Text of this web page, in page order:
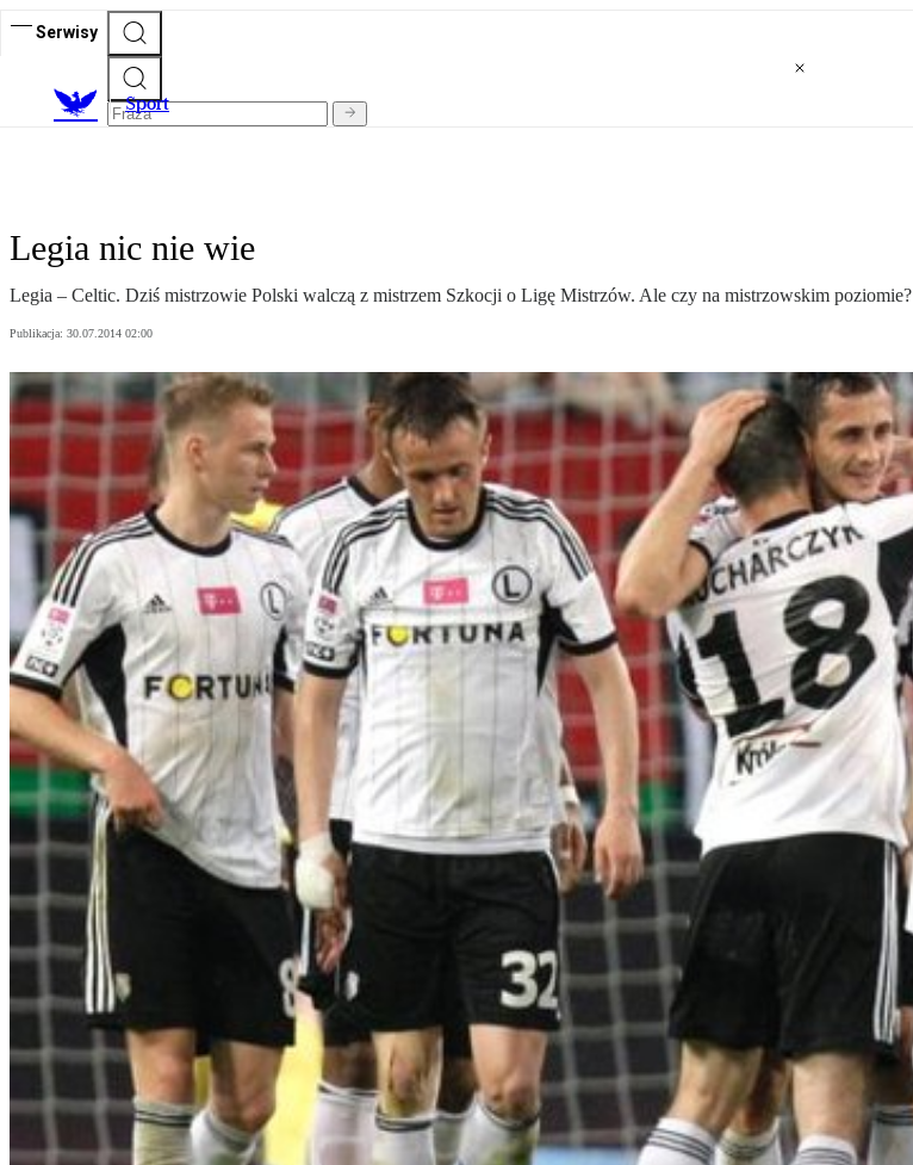
Serwisy
Sport
Legia nic nie wie
Legia – Celtic. Dziś mistrzowie Polski walczą z mistrzem Szkocji o Ligę Mistrzów. Ale czy na mistrzowskim poziomie?
Publikacja: 30.07.2014 02:00